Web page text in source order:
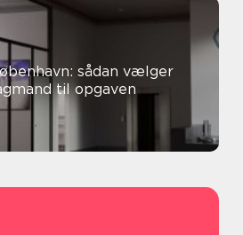
sådan vælger
til opgaven